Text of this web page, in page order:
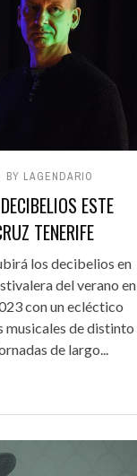
BY LAGENDARIO
ESTE
TENERIFE
los decibelios en
del verano en
con un ecléctico
musicales de distinto
de largo...